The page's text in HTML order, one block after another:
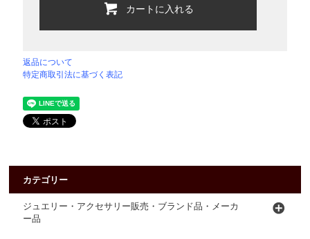
カートに入れる
返品について
特定商取引法に基づく表記
カテゴリー
ジュエリー・アクセサリー販売・ブランド品・メーカ
ー品